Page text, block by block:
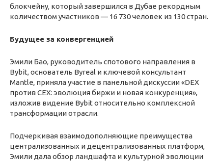
блокчейну, который завершился в Дубае рекордным
количеством участников — 16 730 человек из 130 стран.
Будущее за конвергенцией
Эмили Бао, руководитель спотового направления в
Bybit, основатель Byreal и ключевой консультант
Mantle, приняла участие в панельной дискуссии «DEX
против CEX: эволюция биржи и новая конкуренция»,
изложив видение Bybit относительно комплексной
трансформации отрасли.
Подчеркивая взаимодополняющие преимущества
централизованных и децентрализованных платформ,
Эмили дала обзор ландшафта и культурной эволюции